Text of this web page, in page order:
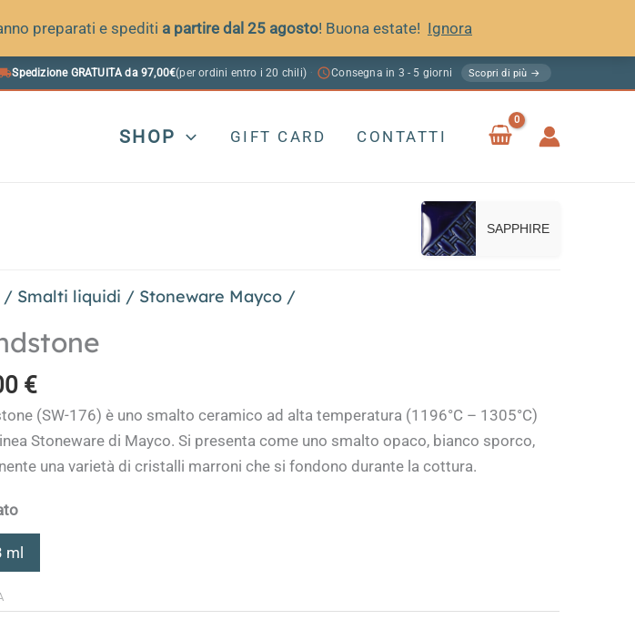
preparati e spediti a partire dal 25 agosto! Buona estate! Ignora
Spedizione GRATUITA da 97,00€(per ordini entro i 20 chili) · Consegna in 3 - 5 giorni Scopri di più →
SHOP GIFT CARD CONTATTI
SAPPHIRE
/ Smalti liquidi / Stoneware Mayco /
€
(SW-176) è uno smalto ceramico ad alta temperatura (1196°C – 1305°C)
Stoneware di Mayco. Si presenta come uno smalto opaco, bianco sporco,
una varietà di cristalli marroni che si fondono durante la cottura.
ml